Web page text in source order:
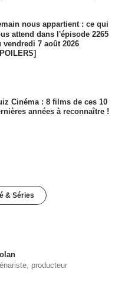
nous appartient : ce qui
attend dans l'épisode 2265
vendredi 7 août 2026
Cinéma : 8 films de ces 10
années à reconnaître !
& Séries
producteur